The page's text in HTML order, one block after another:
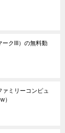
ークIII）の無料動
ァミリーコンピュ
）